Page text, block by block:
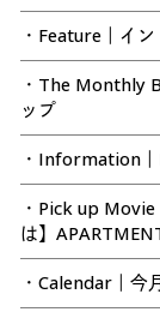
・Feature｜イ
・The Monthly
ップ
・Information｜
・Pick up
は】
・Calendar｜今